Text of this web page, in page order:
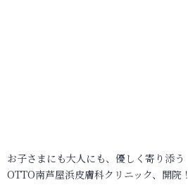
お子さまにも大人にも、優しく寄り添う
OTTO南芦屋浜皮膚科クリニック、開院！